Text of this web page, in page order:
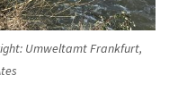
Umweltamt Frankfurt,